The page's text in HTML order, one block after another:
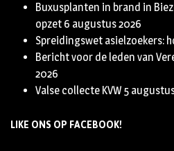
Buxusplanten in brand in
opzet 6 augustus 2026
Spreidingswet asielzoekers:
Bericht voor de leden van
2026
Valse collecte KVW 5
LIKE ONS OP FACEBOOK!